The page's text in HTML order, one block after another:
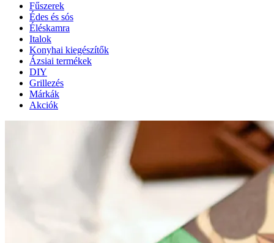
Fűszerek
Édes és sós
Éléskamra
Italok
Konyhai kiegészítők
Ázsiai termékek
DIY
Grillezés
Márkák
Akciók